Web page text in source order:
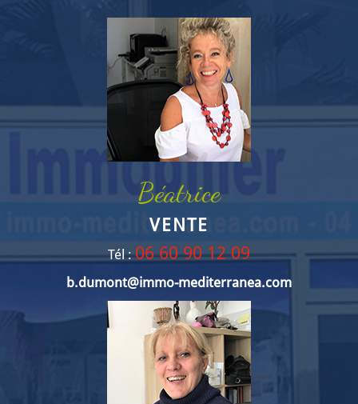
Béatrice
VENTE
Tél :06 60 90 12 09
b.dumont@immo-mediterranea.com